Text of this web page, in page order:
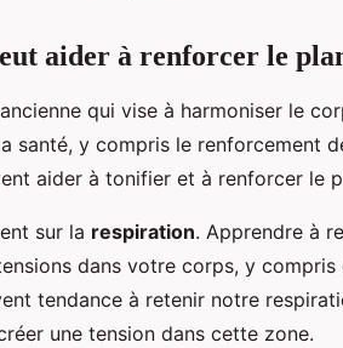
aider à renforcer le
qui vise à harmoniser le
santé, y compris le renforcement
aider à tonifier et à renforcer le
sur la respiration. Apprendre à
dans votre corps, y
tendance à retenir notre
une tension dans cette zone.